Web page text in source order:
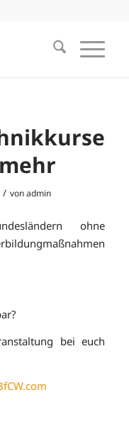
/ vonadmin
ohne
bei euch